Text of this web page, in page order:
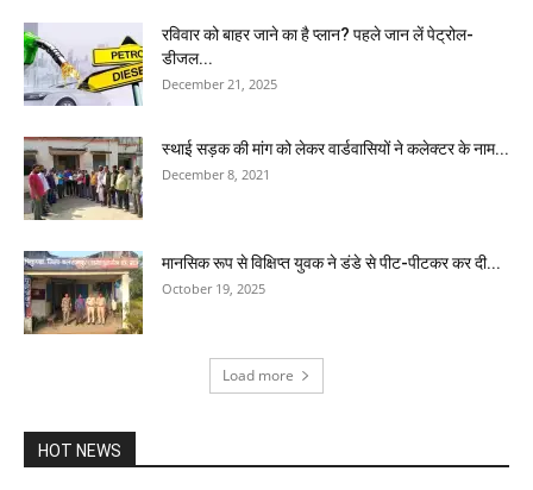
रविवार को बाहर जाने का है प्लान? पहले जान लें पेट्रोल-
डीजल...
December 21, 2025
स्थाई सड़क की मांग को लेकर वार्डवासियों ने कलेक्टर के नाम...
December 8, 2021
मानसिक रूप से विक्षिप्त युवक ने डंडे से पीट-पीटकर कर दी...
October 19, 2025
Load more
HOT NEWS